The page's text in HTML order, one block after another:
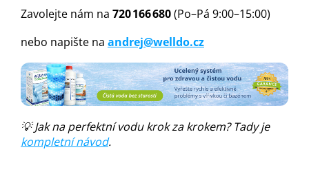
Zavolejte nám na 720 166 680(Po–Pá 9:00–15:00)
nebo napište na andrej@welldo.cz
💡 Jak na perfektní vodu krok za krokem? Tady je
kompletní návod.